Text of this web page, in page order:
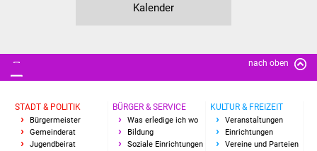
Stadtarchiv
Kalender
nach oben
STADT & POLITIK
Bürgermeister
Gemeinderat
Jugendbeirat
BÜRGER & SERVICE
Was erledige ich wo
Bildung
Soziale Einrichtungen
KULTUR & FREIZEIT
Veranstaltungen
Einrichtungen
Vereine und Parteien